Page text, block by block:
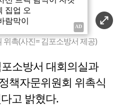
촉(사진= 김포소방서 제공)
소방서 대회의실과
책자문위원회 위촉식
고 밝혔다.